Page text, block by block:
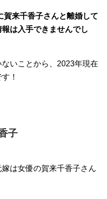
賀来千香子さんと離婚して
は入手できませんでし
いことから、2023年現在
！
子
は女優の賀来千香子さん